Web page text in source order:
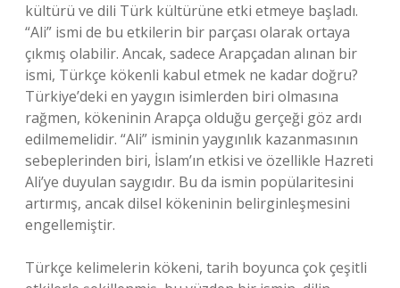
kültürü ve dili Türk kültürüne etki etmeye başladı.
“Ali” ismi de bu etkilerin bir parçası olarak ortaya
çıkmış olabilir. Ancak, sadece Arapçadan alınan bir
ismi, Türkçe kökenli kabul etmek ne kadar doğru?
Türkiye’deki en yaygın isimlerden biri olmasına
rağmen, kökeninin Arapça olduğu gerçeği göz ardı
edilmemelidir. “Ali” isminin yaygınlık kazanmasının
sebeplerinden biri, İslam’ın etkisi ve özellikle Hazreti
Ali’ye duyulan saygıdır. Bu da ismin popülaritesini
artırmış, ancak dilsel kökeninin belirginleşmesini
engellemiştir.
Türkçe kelimelerin kökeni, tarih boyunca çok çeşitli